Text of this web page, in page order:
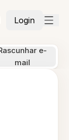
Login
e-
mail